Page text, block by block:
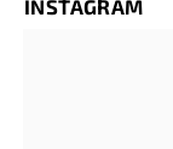
INSTAGRAM